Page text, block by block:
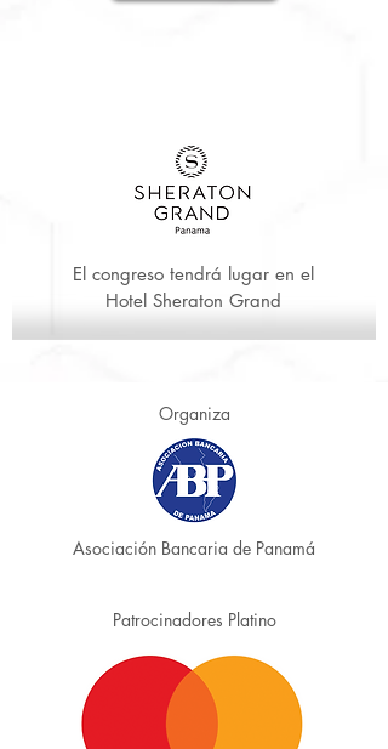
El congreso tendrá lugar en el
Hotel Sheraton Grand
Organiza
Asociación Bancaria de Panamá
Patrocinadores Platino